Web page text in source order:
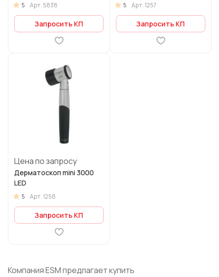
5 Арт. 5838
Запросить КП
5 Арт.1257
Запросить КП
Цена по запросу
Дерматоскоп mini 3000
LED
5 Арт.1258
Запросить КП
Компания ESM предлагает купить